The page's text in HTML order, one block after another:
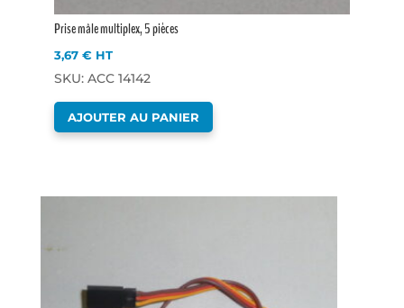
Prise mâle multiplex, 5 pièces
3,67 € HT
SKU: ACC 14142
AJOUTER AU PANIER